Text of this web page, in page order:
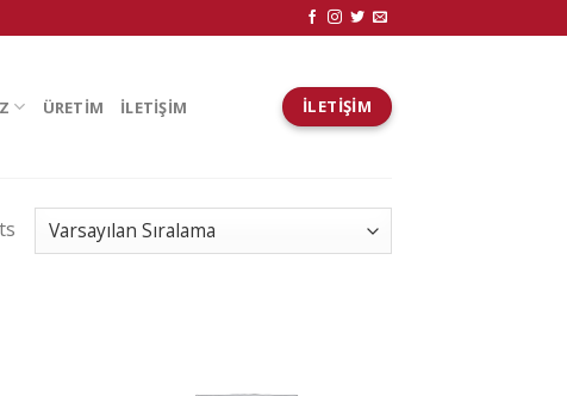
ÜRETİM İLETİŞİM İLETIŞIM